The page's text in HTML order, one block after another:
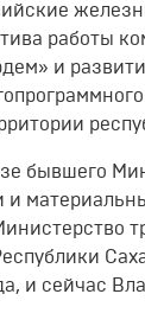
работы
и
бывшего
и
и сейчас